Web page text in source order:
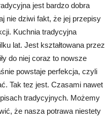
jest bardzo dobra
nie dziwi fakt, że jej przepisy
Kuchnia tradycyjna
lat. Jest kształtowana przez
do niej coraz to nowsze
powstaje perfekcja, czyli
Tak tez jest. Czasami nawet
tradycyjnych. Możemy
że nasza potrawa niestety